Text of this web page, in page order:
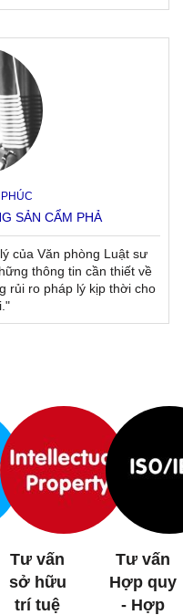
SẢN CẨM PHẢ
của Văn phòng Luật sư
thông tin cần thiết về
rủi ro pháp lý kịp thời cho
Tư vấn
sở hữu
trí tuệ
Tư vấn
Hợp quy
- Hợp